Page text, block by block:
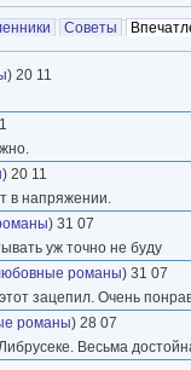
Советы
) 20 11
) 20 11
в напряжении.
) 31 07
уж точно не буду
романы) 31 07
зацепил. Очень
романы) 28 07
Весьма